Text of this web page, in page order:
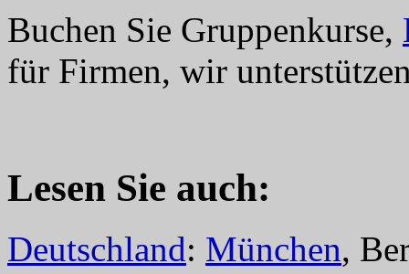
Buchen Sie Gruppenkurse,
für Firmen, wir
Lesen Sie auch:
Deutschland: München,